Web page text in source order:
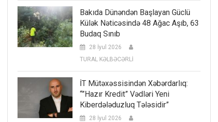
Bakıda Dünəndən Başlayan Güclü
Külək Nəticəsində 48 Ağac Aşıb, 63
Budaq Sınıb
28 İyul 2026
TURAL KƏLBƏCƏRLİ
İT Mütəxəssisindən Xəbərdarlıq:
“”Hazır Kredit” Vədləri Yeni
Kiberdələduzluq Tələsidir”
28 İyul 2026